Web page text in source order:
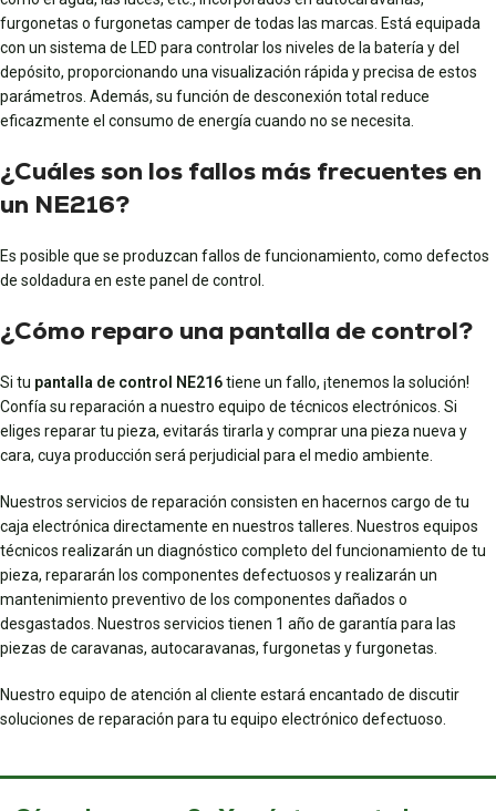
furgonetas o furgonetas camper de todas las marcas. Está equipada
con un sistema de LED para controlar los niveles de la batería y del
depósito, proporcionando una visualización rápida y precisa de estos
parámetros. Además, su función de desconexión total reduce
eficazmente el consumo de energía cuando no se necesita.
¿Cuáles son los fallos más frecuentes en
un NE216?
Es posible que se produzcan fallos de funcionamiento, como defectos
de soldadura en este panel de control.
¿Cómo reparo una pantalla de control?
Si tu pantalla de control NE216tiene un fallo, ¡tenemos la solución!
Confía su reparación a nuestro equipo de técnicos electrónicos. Si
eliges reparar tu pieza, evitarás tirarla y comprar una pieza nueva y
cara, cuya producción será perjudicial para el medio ambiente.
Nuestros servicios de reparación consisten en hacernos cargo de tu
caja electrónica directamente en nuestros talleres. Nuestros equipos
técnicos realizarán un diagnóstico completo del funcionamiento de tu
pieza, repararán los componentes defectuosos y realizarán un
mantenimiento preventivo de los componentes dañados o
desgastados. Nuestros servicios tienen 1 año de garantía para las
piezas de caravanas, autocaravanas, furgonetas y furgonetas.
Nuestro equipo de atención al cliente estará encantado de discutir
soluciones de reparación para tu equipo electrónico defectuoso.